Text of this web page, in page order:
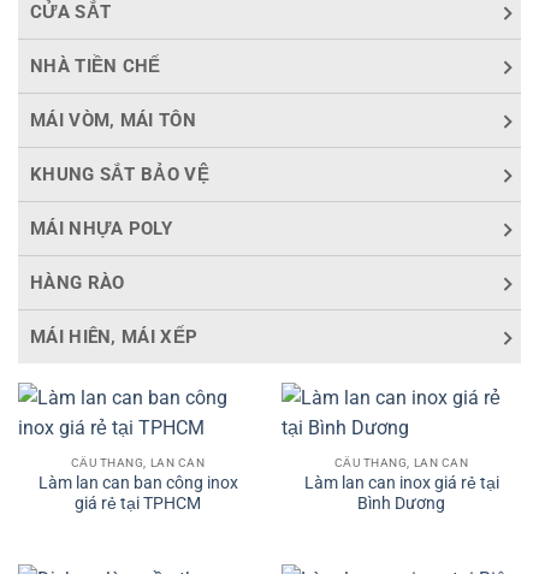
CỬA SẮT
NHÀ TIỀN CHẾ
MÁI VÒM, MÁI TÔN
KHUNG SẮT BẢO VỆ
MÁI NHỰA POLY
HÀNG RÀO
MÁI HIÊN, MÁI XẾP
CẦU THANG, LAN CAN
Làm lan can ban công inox
giá rẻ tại TPHCM
CẦU THANG, LAN CAN
Làm lan can inox giá rẻ tại
Bình Dương